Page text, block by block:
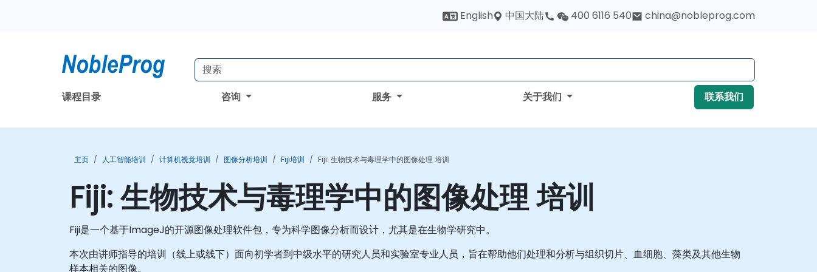
English 中国大陆 400 6116 540 china@nobleprog.com
课程目录 咨询 服务 关于我们 联系我们
主页 人工智能培训 计算机视觉培训 图像分析培训 Fiji培训 Fiji: 生物技术与毒理学中的图像处理 培训
Fiji: 生物技术与毒理学中的图像处理 培训
Fiji是一个基于ImageJ的开源图像处理软件包，专为科学图像分析而设计，尤其是在生物学研究中。
本次由讲师指导的培训（线上或线下）面向初学者到中级水平的研究人员和实验室专业人员，旨在帮助他们处理和分析与组织切片、血细胞、藻类及其他生物
样本相关的图像。